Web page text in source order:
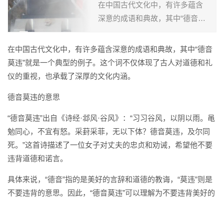
在中国古代文化中，有许多蕴含
深意的成语和典故，其中“德音莫
不仅体现了古人对道德和礼仪的
重视，也承载了深厚的文化内
涵。德音莫违的意思“德音莫...
在中国古代文化中，有许多蕴含深意的成语和典故，其中“德音
莫违”就是一个典型的例子。这个词不仅体现了古人对道德和礼
仪的重视，也承载了深厚的文化内涵。
德音莫违的意思
“德音莫违”出自《诗经·邶风·谷风》：“习习谷风，以阴以雨。黾
勉同心，不宜有怒。采葑采菲，无以下体？德音莫违，及尔同
死。”这首诗描述了一位女子对丈夫的忠贞和劝诫，希望他不要
违背道德和诺言。
具体来说，“德音”指的是美好的言辞和道德的教诲，“莫违”则是
不要违背的意思。因此，“德音莫违”可以理解为不要违背美好的